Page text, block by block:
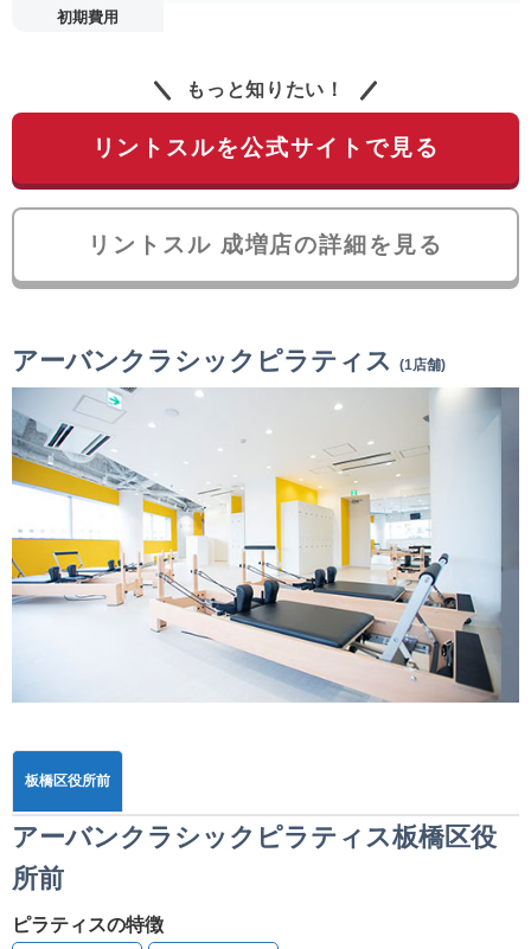
初期費用
もっと知りたい！
リントスルを公式サイトで見る
リントスル 成増店の詳細を見る
アーバンクラシックピラティス (1店舗)
板橋区役所前
アーバンクラシックピラティス板橋区役
所前
ピラティスの特徴